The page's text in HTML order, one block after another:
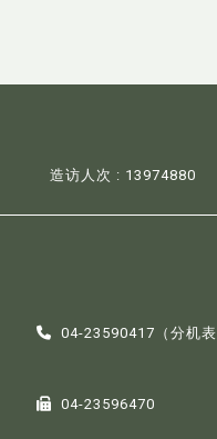
造访人次 : 13974880
04-23590417（分机表
04-23596470